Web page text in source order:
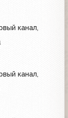
канал,
канал,